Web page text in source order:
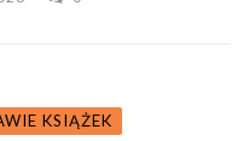
KSIĄŻEK